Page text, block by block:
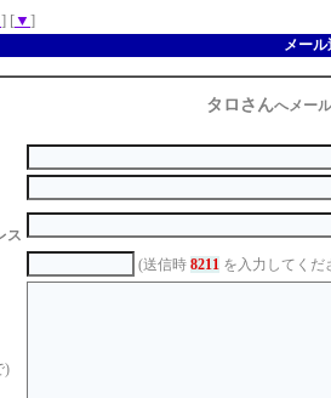
] [▼ ]
メール
タロさんへメー
ス
(送信時 8211を入力してくだ
)